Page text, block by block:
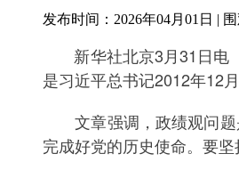
发布时间：2026年04月01日 | 围
新华社北京3月31日电 4
是习近平总书记2012年12
文章强调，政绩观问题
完成好党的历史使命。要